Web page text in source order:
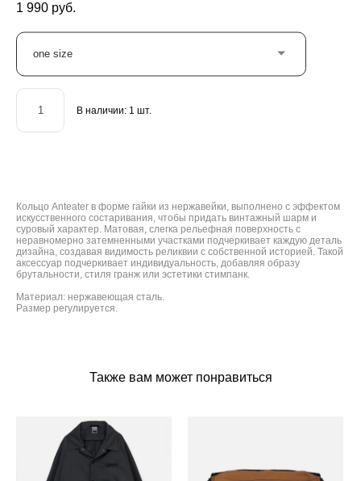
1 990 pуб.
one size
В наличии: 1 шт.
Кольцо Anteater в форме гайки из нержавейки, выполнено с эффектом
искусственного состаривания, чтобы придать винтажный шарм и
суровый характер. Матовая, слегка рельефная поверхность с
неравномерно затемненными участками подчеркивает каждую деталь
дизайна, создавая видимость реликвии с собственной историей. Такой
аксессуар подчеркивает индивидуальность, добавляя образу
брутальности, стиля гранж или эстетики стимпанк.
Материал: нержавеющая сталь.
Размер регулируется.
Также вам может понравиться